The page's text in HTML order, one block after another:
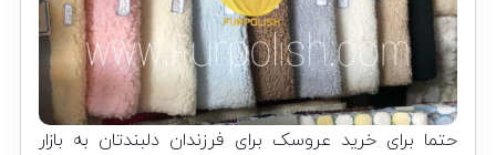
حتما برای خرید عروسک برای فرزندان دلبندتان به بازار